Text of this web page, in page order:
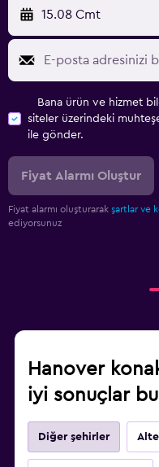
15.08 Cmt
Bana ürün ve hizmet
siteler üzerindeki
ile gönder.
Fiyat Alarmı Oluştur
Fiyat alarmı oluşturarak şartlar ve
ediyorsunuz
Hanover
iyi sonuçlar
Diğer şehirler